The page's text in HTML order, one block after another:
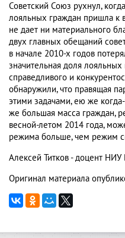
Советский Союз рухнул,
лояльных граждан пришла к
не дает ни материального
двух главных обещаний
в начале 2010-х годов
значительная доля
справедливого и
обнаружили, что правящая
этими задачами, ею же
же большая масса граждан,
весной-летом 2014 года,
режима больше, чем режим
Алексей Титков - доцент
Оригинал материала